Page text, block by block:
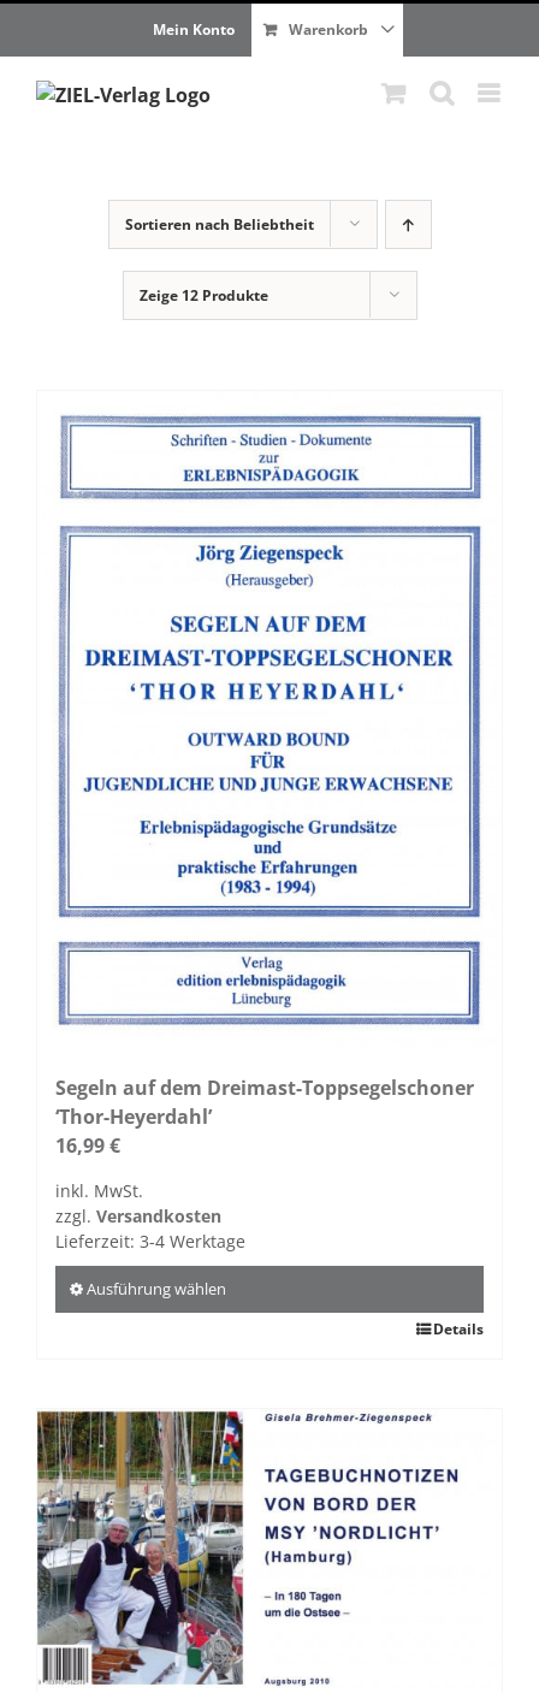
Mein Konto Warenkorb
Sortieren nach Beliebtheit
Zeige 12 Produkte
Segeln auf dem Dreimast-Toppsegelschoner
‘Thor-Heyerdahl’
16,99€
inkl. MwSt.
zzgl. Versandkosten
Lieferzeit: 3-4 Werktage
Ausführung wählen
mehrere
Varianten
auf.
Die
Optionen
können
auf
der
Produktseite
gewählt
Details